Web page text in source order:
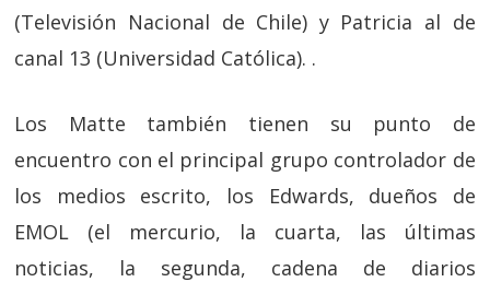
(Televisión Nacional de Chile) y Patricia al de
canal 13 (Universidad Católica). .
Los Matte también tienen su punto de
encuentro con el principal grupo controlador de
los medios escrito, los Edwards, dueños de
EMOL (el mercurio, la cuarta, las últimas
noticias, la segunda, cadena de diarios